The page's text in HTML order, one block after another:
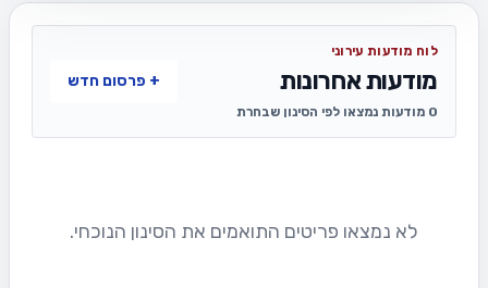
לוח מודעות עירוני
מודעות אחרונות
0 מודעות נמצאו לפי הסינון שבחרת
+ פרסום חדש
לא נמצאו פריטים התואמים את הסינון הנוכחי.